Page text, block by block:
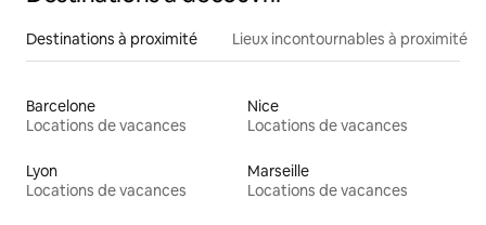
Destinations à proximité Lieux incontournables à proximité
Barcelone
Locations de vacances
Nice
Locations de vacances
Lyon
Locations de vacances
Marseille
Locations de vacances